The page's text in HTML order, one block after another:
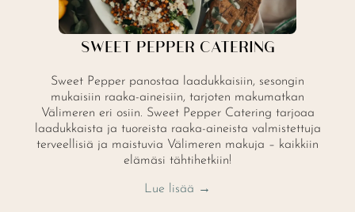
SWEET PEPPER CATERING
Sweet Pepper panostaa laadukkaisiin, sesongin
mukaisiin raaka-aineisiin, tarjoten makumatkan
Välimeren eri osiin. Sweet Pepper Catering tarjoaa
laadukkaista ja tuoreista raaka-aineista valmistettuja
terveellisiä ja maistuvia Välimeren makuja – kaikkiin
elämäsi tähtihetkiin!
Lue lisää →